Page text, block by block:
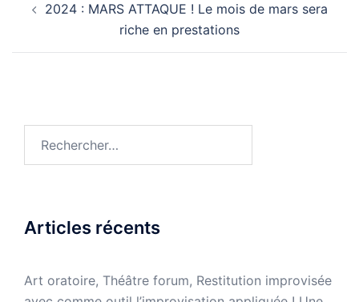
d’article
2024 : MARS ATTAQUE ! Le mois de mars sera
riche en prestations
Articles récents
Art oratoire, Théâtre forum, Restitution improvisée